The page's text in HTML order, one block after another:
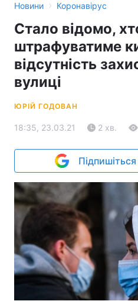
Новини › Коронавірус
Стало відомо,
штрафуватиме
відсутність
вулиці
ЮРІЙ ГОДОВАН
18:35, 23.03.21 2 хв.